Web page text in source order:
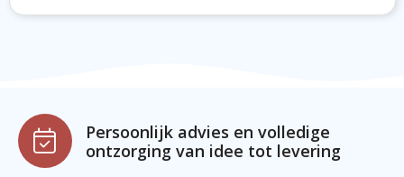
Persoonlijk advies en volledige
ontzorging van idee tot levering